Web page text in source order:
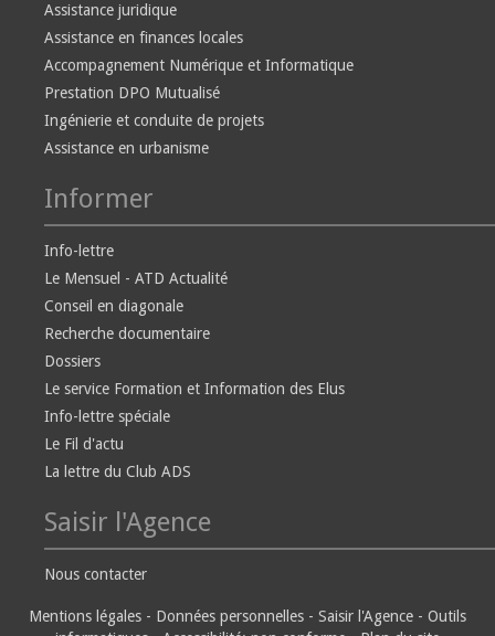
Assistance juridique
Assistance en finances locales
Accompagnement Numérique et Informatique
Prestation DPO Mutualisé
Ingénierie et conduite de projets
Assistance en urbanisme
Informer
Info-lettre
Le Mensuel - ATD Actualité
Conseil en diagonale
Recherche documentaire
Dossiers
Le service Formation et Information des Elus
Info-lettre spéciale
Le Fil d'actu
La lettre du Club ADS
Saisir l'Agence
Nous contacter
Mentions légales - Données personnelles - Saisir l'Agence - Outils